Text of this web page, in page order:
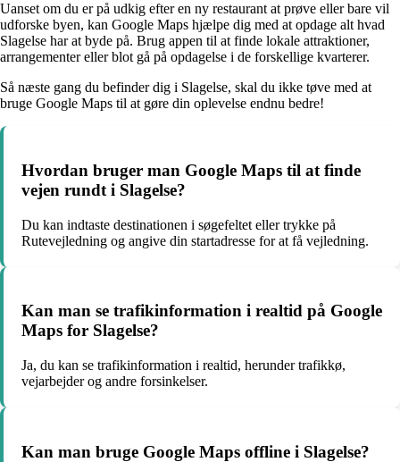
Uanset om du er på udkig efter en ny restaurant at prøve eller bare vil
udforske byen, kan Google Maps hjælpe dig med at opdage alt hvad
Slagelse har at byde på. Brug appen til at finde lokale attraktioner,
arrangementer eller blot gå på opdagelse i de forskellige kvarterer.
Så næste gang du befinder dig i Slagelse, skal du ikke tøve med at
bruge Google Maps til at gøre din oplevelse endnu bedre!
Hvordan bruger man Google Maps til at finde
vejen rundt i Slagelse?
Du kan indtaste destinationen i søgefeltet eller trykke på
Rutevejledning og angive din startadresse for at få vejledning.
Kan man se trafikinformation i realtid på Google
Maps for Slagelse?
Ja, du kan se trafikinformation i realtid, herunder trafikkø,
vejarbejder og andre forsinkelser.
Kan man bruge Google Maps offline i Slagelse?